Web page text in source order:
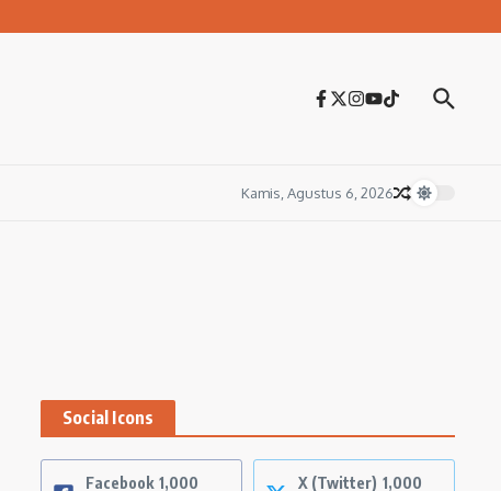
Kamis, Agustus 6, 2026
Social Icons
Facebook 1,000
X (Twitter) 1,000